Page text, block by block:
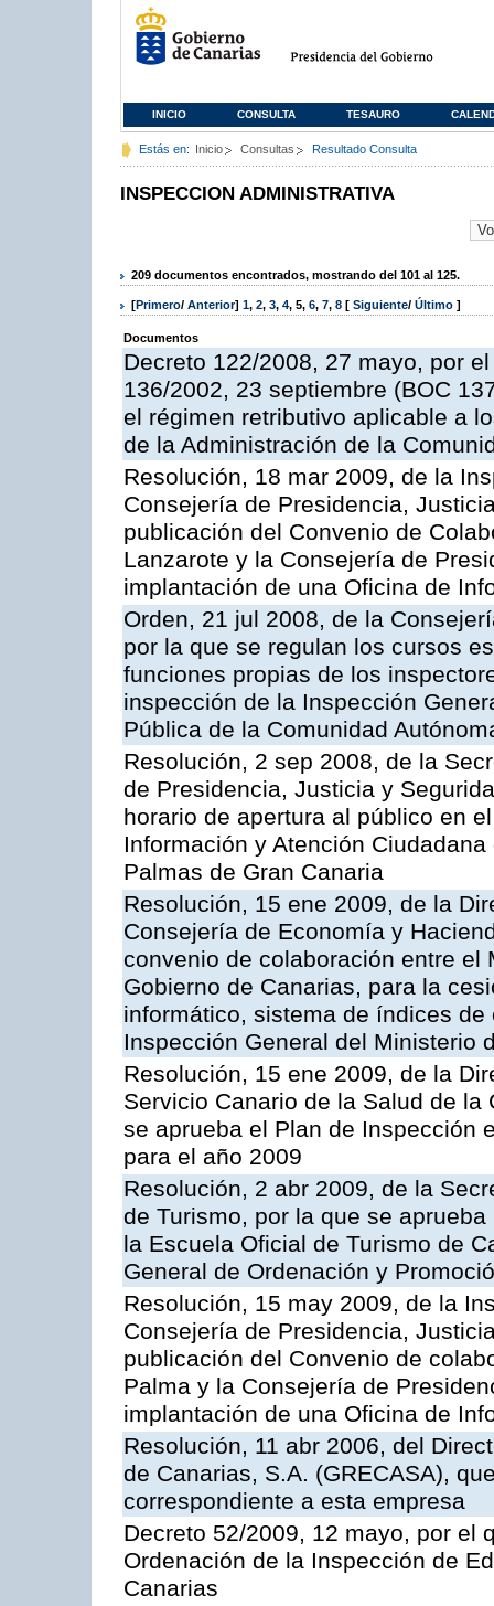
INICIO CONSULTA TESAURO
Estás en: Inicio Consultas Resultado Consulta
INSPECCION ADMINISTRATIVA
209 documentos encontrados, mostrando del 101 al 125.
[Primero/ Anterior] 1, 2, 3, 4, 5, 6, 7, 8 [ Siguiente/ Último ]
Documentos
Decreto 122/2008, 27 mayo, por
136/2002, 23 septiembre (BOC
el régimen retributivo aplicable a
de la Administración de la
Resolución, 18 mar 2009, de la
Consejería de Presidencia,
publicación del Convenio de
Lanzarote y la Consejería de
implantación de una Oficina de
Orden, 21 jul 2008, de la
por la que se regulan los cursos
funciones propias de los
inspección de la Inspección
Pública de la Comunidad
Resolución, 2 sep 2008, de la
de Presidencia, Justicia y
horario de apertura al público en
Información y Atención
Palmas de Gran Canaria
Resolución, 15 ene 2009, de la
Consejería de Economía y
convenio de colaboración entre
Gobierno de Canarias, para la
informático, sistema de índices
Inspección General del Ministerio
Resolución, 15 ene 2009, de la
Servicio Canario de la Salud de
se aprueba el Plan de Inspección
para el año 2009
Resolución, 2 abr 2009, de la
de Turismo, por la que se
la Escuela Oficial de Turismo de
General de Ordenación y
Resolución, 15 may 2009, de la
Consejería de Presidencia,
publicación del Convenio de
Palma y la Consejería de
implantación de una Oficina de
Resolución, 11 abr 2006, del
de Canarias, S.A. (GRECASA),
correspondiente a esta empresa
Decreto 52/2009, 12 mayo, por el
Ordenación de la Inspección de
Canarias